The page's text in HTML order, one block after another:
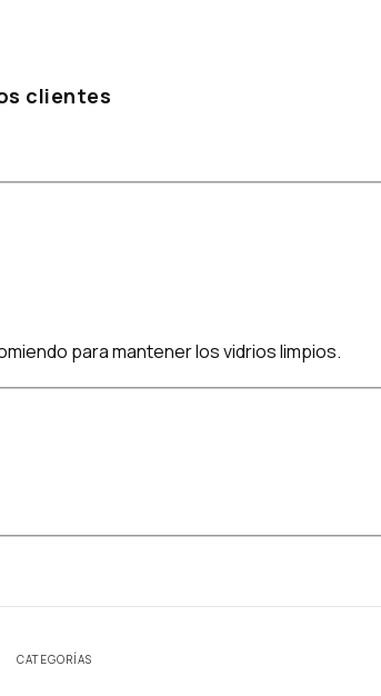
clientes
para mantener los vidrios limpios.
CATEGORÍAS